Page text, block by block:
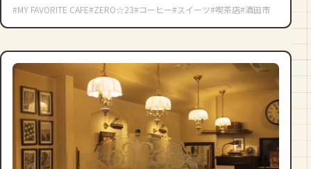
#MY FAVORITE CAFE#ZERO☆23#コーヒー#スイーツ#喫茶店#酒田市